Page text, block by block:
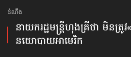
ដំណឹង
នាយករដ្ឋមន្ត្រីហុងគ្រីថា មិនត្រូ
នយោបាយ​អាមេរិក